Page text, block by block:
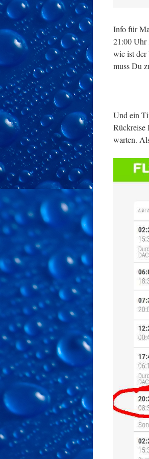
Info für
21:00 Uhr
wie ist
muss Du
Und ein
Rückreise
warten.